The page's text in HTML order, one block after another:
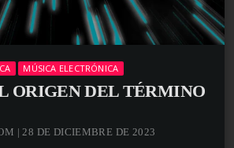
MÚSICA ELECTRÓNICA
ORIGEN DEL TÉRMINO
| 28 DE DICIEMBRE DE 2023